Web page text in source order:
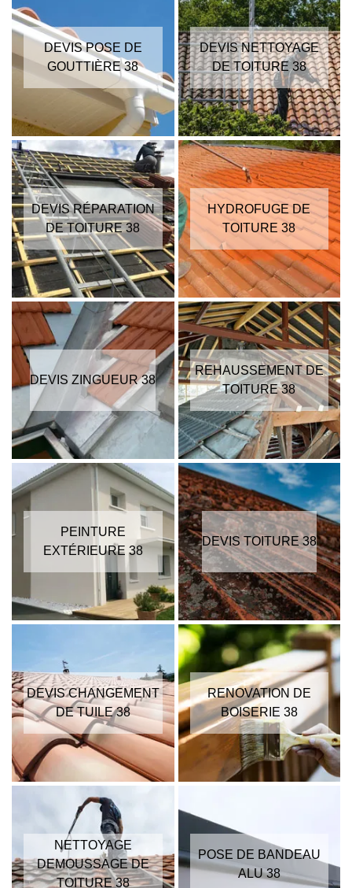
DEVIS POSE DE
GOUTTIÈRE 38
DEVIS NETTOYAGE
DE TOITURE 38
DEVIS RÉPARATION
DE TOITURE 38
HYDROFUGE DE
TOITURE 38
DEVIS ZINGUEUR 38
REHAUSSEMENT DE
TOITURE 38
PEINTURE
EXTÉRIEURE 38
DEVIS TOITURE 38
DEVIS CHANGEMENT
DE TUILE 38
RENOVATION DE
BOISERIE 38
NETTOYAGE
DEMOUSSAGE DE
TOITURE 38
POSE DE BANDEAU
ALU 38